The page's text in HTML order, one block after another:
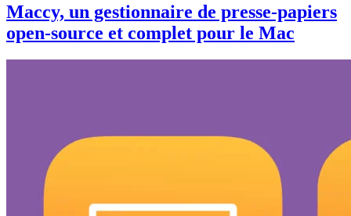
Maccy, un gestionnaire de presse-papiers
open-source et complet pour le Mac